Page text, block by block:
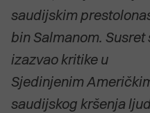
saudijskim
bin Salmanom.
izazvao kritike u
Sjedinjenim
saudijskog kršenja